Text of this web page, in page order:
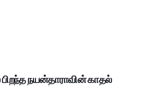
நயன்தாராவின் காதல்